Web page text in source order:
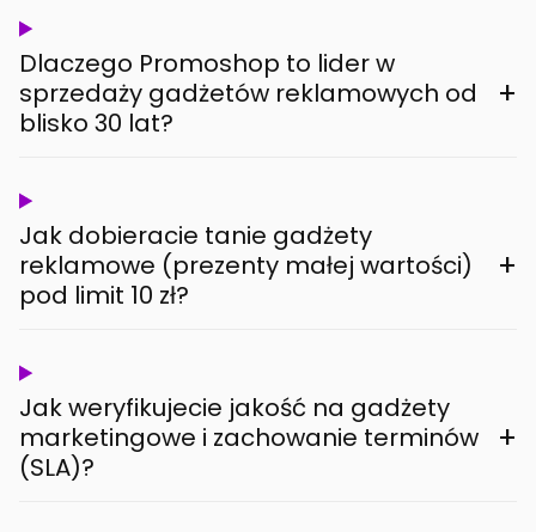
Dlaczego Promoshop to lider w
sprzedaży gadżetów reklamowych od
blisko 30 lat?
+
Jak dobieracie tanie gadżety
reklamowe (prezenty małej wartości)
pod limit 10 zł?
+
Jak weryfikujecie jakość na gadżety
marketingowe i zachowanie terminów
(SLA)?
+